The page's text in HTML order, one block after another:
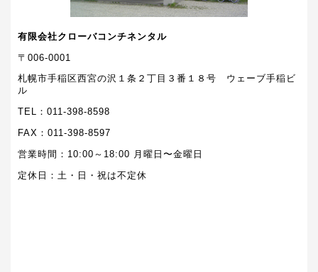
有限会社クローバコンチネンタル
〒006-0001
札幌市手稲区西宮の沢１条２丁目３番１８号 ウェーブ手稲ビ
ル
TEL：011-398-8598
FAX：011-398-8597
営業時間：10:00～18:00 月曜日〜金曜日
定休日：土・日・祝は不定休